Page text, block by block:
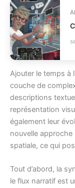
AI
Ajouter le temps à
couche de
descriptions
représentation
également leur
nouvelle
spatiale, ce qui
Tout d’abord, la
le flux narratif est